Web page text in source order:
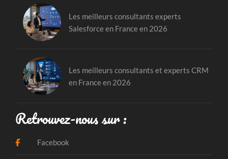
Les meilleurs consultants experts
Salesforce en France en 2026
Les meilleurs consultants et experts CRM
en France en 2026
Retrouvez-nous sur :
Facebook